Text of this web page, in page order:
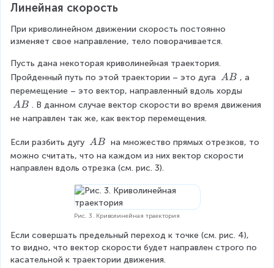
Линейная скорость
При криволинейном движении скорость постоянно
изменяет свое направление, тело поворачивается.
Пусть дана некоторая криволинейная траектория.
Пройденный путь по этой траектории – это дуга \
\
A
AB , а
перемещение – это вектор, направленный вдоль хорды
\
\
B
AB . В данном случае вектор скорости во время движения
не направлен так же, как вектор перемещения.
Если разбить дугу \
\
A
AB на множество прямых отрезков, то
можно считать, что на каждом из них вектор скорости
направлен вдоль отрезка (см. рис. 3).
Рис. 3. Криволинейная траектория
Если совершать предельный переход к точке (см. рис. 4),
то видно, что вектор скорости будет направлен строго по
касательной к траектории движения.